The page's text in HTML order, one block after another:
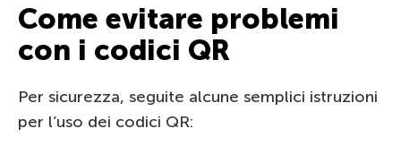
Come evitare problemi
con i codici QR
Per sicurezza, seguite alcune semplici istruzioni
per l’uso dei codici QR: